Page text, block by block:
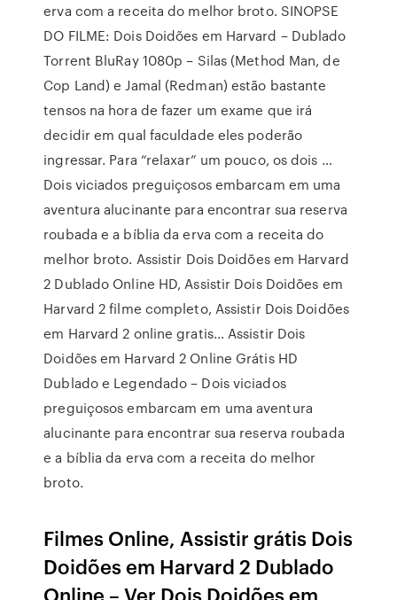
erva com a receita do melhor broto. SINOPSE
DO FILME: Dois Doidões em Harvard – Dublado
Torrent BluRay 1080p – Silas (Method Man, de
Cop Land) e Jamal (Redman) estão bastante
tensos na hora de fazer um exame que irá
decidir em qual faculdade eles poderão
ingressar. Para “relaxar” um pouco, os dois …
Dois viciados preguiçosos embarcam em uma
aventura alucinante para encontrar sua reserva
roubada e a bíblia da erva com a receita do
melhor broto. Assistir Dois Doidões em Harvard
2 Dublado Online HD, Assistir Dois Doidões em
Harvard 2 filme completo, Assistir Dois Doidões
em Harvard 2 online gratis… Assistir Dois
Doidões em Harvard 2 Online Grátis HD
Dublado e Legendado – Dois viciados
preguiçosos embarcam em uma aventura
alucinante para encontrar sua reserva roubada
e a bíblia da erva com a receita do melhor
broto.
Filmes Online, Assistir grátis Dois
Doidões em Harvard 2 Dublado
Online – Ver Dois Doidões em